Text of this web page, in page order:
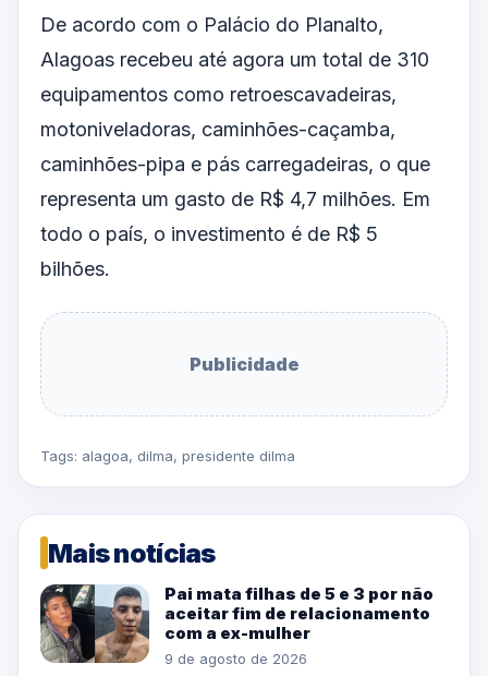
De acordo com o Palácio do Planalto,
Alagoas recebeu até agora um total de 310
equipamentos como retroescavadeiras,
motoniveladoras, caminhões-caçamba,
caminhões-pipa e pás carregadeiras, o que
representa um gasto de R$ 4,7 milhões. Em
todo o país, o investimento é de R$ 5
bilhões.
Publicidade
Tags: alagoa, dilma, presidente dilma
Mais notícias
Pai mata filhas de 5 e 3 por não
aceitar fim de relacionamento
com a ex-mulher
9 de agosto de 2026